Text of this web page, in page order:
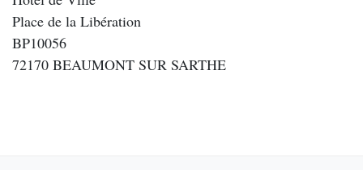
Place de la Libération
BP10056
72170 BEAUMONT SUR SARTHE